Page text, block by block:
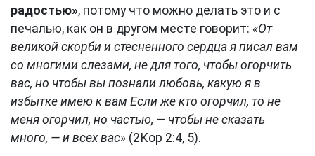
радостью», потому что можно делать это и с
печалью, как он в другом месте говорит: «От
великой скорби и стесненного сердца я писал вам
со многими слезами, не для того, чтобы огорчить
вас, но чтобы вы познали любовь, какую я в
избытке имею к вам Если же кто огорчил, то не
меня огорчил, но частью, — чтобы не сказать
много, — и всех вас» (2Кор 2:4, 5).